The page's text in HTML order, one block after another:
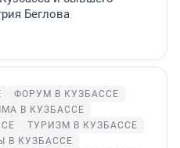
Беглова
ФОРУМ В КУЗБАССЕ
В КУЗБАССЕ
ТУРИЗМ В КУЗБАССЕ
В КУЗБАССЕ